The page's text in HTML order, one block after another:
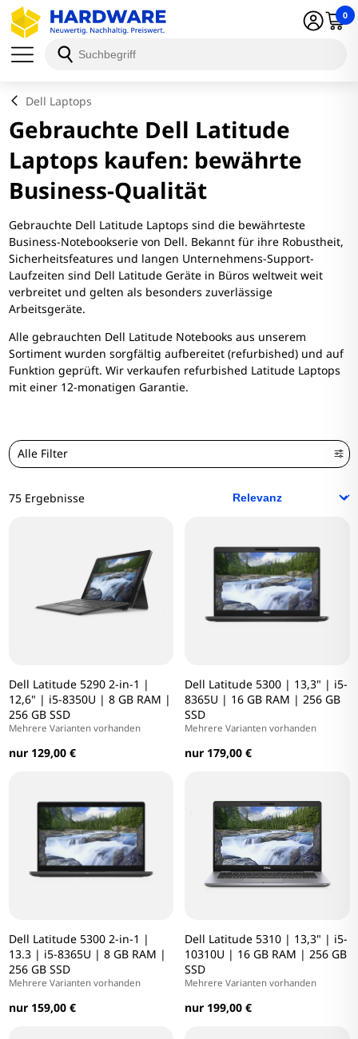
0
Dell Laptops
Gebrauchte Dell Latitude
Laptops kaufen: bewährte
Business-Qualität
Gebrauchte Dell Latitude Laptops sind die bewährteste
Business-Notebookserie von Dell. Bekannt für ihre Robustheit,
Sicherheitsfeatures und langen Unternehmens-Support-
Laufzeiten sind Dell Latitude Geräte in Büros weltweit weit
verbreitet und gelten als besonders zuverlässige
Arbeitsgeräte.
Alle gebrauchten Dell Latitude Notebooks aus unserem
Sortiment wurden sorgfältig aufbereitet (refurbished) und auf
Funktion geprüft. Wir verkaufen refurbished Latitude Laptops
mit einer 12-monatigen Garantie.
Alle Filter
75 Ergebnisse
Dell Latitude 5290 2-in-1 |
12,6" | i5-8350U | 8 GB RAM |
256 GB SSD
Mehrere Varianten vorhanden
nur 129,00 €
Dell Latitude 5300 | 13,3" | i5-
8365U | 16 GB RAM | 256 GB
SSD
Mehrere Varianten vorhanden
nur 179,00 €
Dell Latitude 5300 2-in-1 |
13.3 | i5-8365U | 8 GB RAM |
256 GB SSD
Mehrere Varianten vorhanden
nur 159,00 €
Dell Latitude 5310 | 13,3" | i5-
10310U | 16 GB RAM | 256 GB
SSD
Mehrere Varianten vorhanden
nur 199,00 €